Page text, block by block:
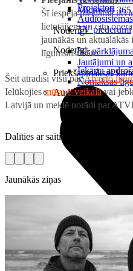
Microsoft
Noderīgi
5G
Jautājumi un
Priekšapmaksas
Projektori
Audiosistēmas
TV piederumi
Noderīgi
Iekārtu
Nomaksas
Audio
Šī iespēja pieejama
lietotājiem un citu
jaunākās un aktuālākās
līgumsaistībām.
Šeit atradīsi visu parAtvērto
Ielūkojiesmūsu e-veikalāvai
Latvijā un meklē norādi par
Dalīties ar saiti
Jaunākās ziņas